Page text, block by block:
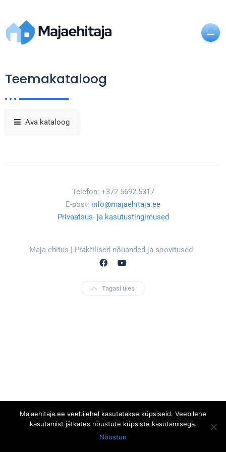
Teemakataloog
Ava kataloog
Telefon: +372 5692 5317
E-post: info@majaehitaja.ee
Privaatsus- ja kasutustingimused
Maja ehitus | Praktilised nõuanded ja soovitused
Tagasi üles
Majaehitaja.ee veebilehel kasutatakse küpsiseid. Veebilehe
kasutamist jätkates nõustute küpsiste kasutamisega.
Nõustun